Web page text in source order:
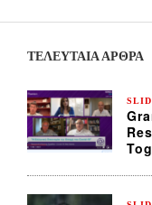
ΤΕΛΕΥΤΑΙΑ ΆΡΘΡΑ